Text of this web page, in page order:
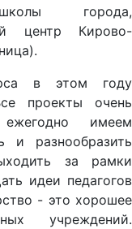
города,
центр Кирово-
в этом году
проекты очень
имеем
и разнообразить
за рамки
идеи педагогов
- это хорошее
учреждений.